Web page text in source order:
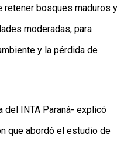
retener bosques maduros y
moderadas, para
y la pérdida de
del INTA Paraná- explicó
que abordó el estudio de